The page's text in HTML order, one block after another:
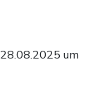
28.08.2025 um